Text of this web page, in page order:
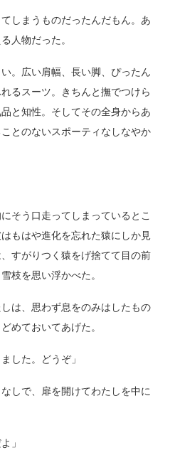
しまうものだったんだもん。あ
人物だった。
。広い肩幅、長い脚、ぴったん
るスーツ。きちんと撫でつけら
と知性。そしてその全身からあ
とのないスポーティなしなやか
そう口走ってしまっているとこ
もはや進化を忘れた猿にしか見
すがりつく猿をげ捨てて目の前
枝を思い浮かべた。
は、思わず息をのみはしたもの
めておいてあげた。
した。どうぞ」
しで、扉を開けてわたしを中に
」